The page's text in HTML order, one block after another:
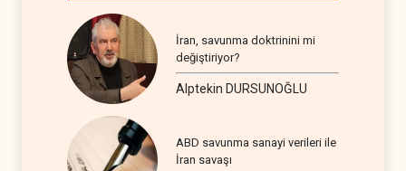
İran, savunma doktrinini mi
değiştiriyor?
Alptekin DURSUNOĞLU
ABD savunma sanayi verileri ile
İran savaşı